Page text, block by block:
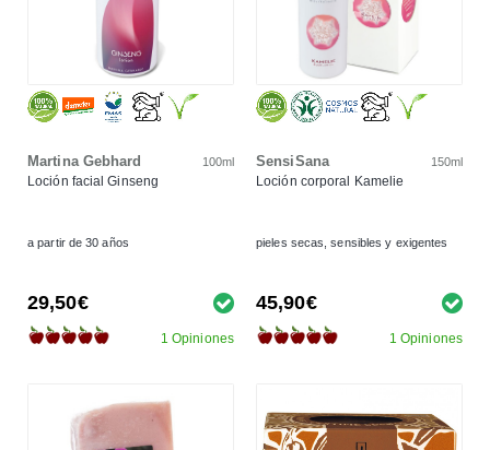
Martina Gebhard 100ml
Loción facial Ginseng
a partir de 30 años
29,50€
1 Opiniones
SensiSana 150ml
Loción corporal Kamelie
pieles secas, sensibles y exigentes
45,90€
1 Opiniones